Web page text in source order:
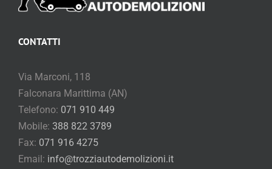
CONTATTI
Via Marconi, 118
Falconara Marittima (AN)
Telefono: 071 910 449
Mobile: 388 822 3789
Fax: 071 916 4275
Email: info@trozziautodemolizioni.it